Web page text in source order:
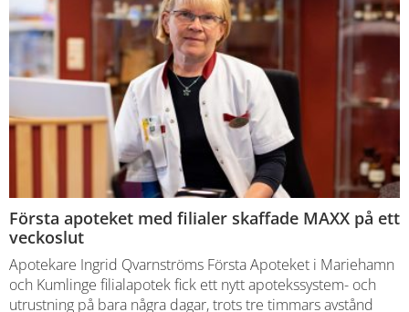
Första apoteket med filialer skaffade MAXX på ett
veckoslut
Apotekare Ingrid Qvarnströms Första Apoteket i Mariehamn
och Kumlinge filialapotek fick ett nytt apotekssystem- och
utrustning på bara några dagar, trots tre timmars avstånd